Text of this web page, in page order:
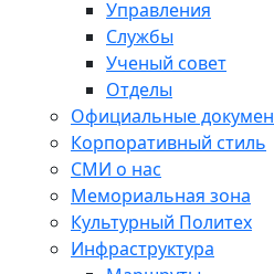
Управления
Службы
Ученый совет
Отделы
Официальные
Корпоративный стиль
СМИ о нас
Мемориальная зона
Культурный Политех
Инфраструктура